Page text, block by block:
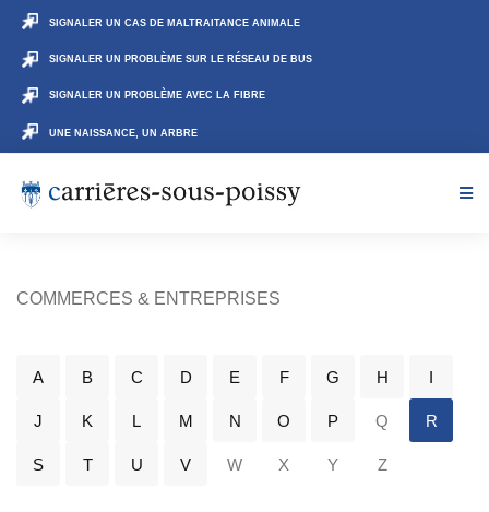
SIGNALER UN CAS DE MALTRAITANCE ANIMALE
SIGNALER UN PROBLÈME SUR LE RÉSEAU DE BUS
SIGNALER UN PROBLÈME AVEC LA FIBRE
UNE NAISSANCE, UN ARBRE
COMMERCES & ENTREPRISES
A B C D E F G H I
J K L M N O P Q R
S T U V W X Y Z